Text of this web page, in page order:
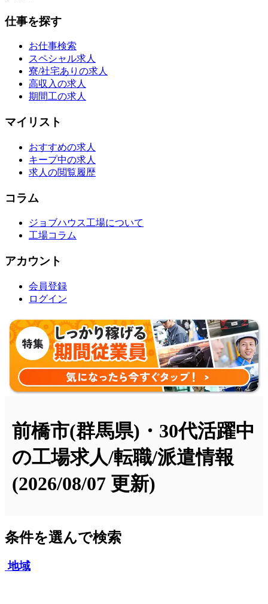
仕事を探す
お仕事検索
スペシャル求人
寮/社宅ありの求人
高収入の求人
期間工の求人
マイリスト
おすすめの求人
キープ中の求人
求人の閲覧履歴
コラム
ジョブハウス工場について
工場コラム
アカウント
会員登録
ログイン
前橋市(群馬県)・30代活躍中
の工場求人/転職/派遣情報
(2026/08/07 更新)
条件を選んで検索
地域